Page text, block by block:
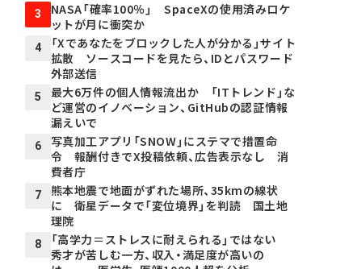
3
NASA「確率100％」 SpaceXの使用済みロケ
ットが月に衝突か
4
「Xであなたをブロックした人が分かる」サイト
拡散 ソースコードを見たら、IDとパスワード
外部送信
5
最大6万件の個人情報流出か 「ITトレンド」な
ど運営のイノベーション、GitHubの認証情報
漏えいで
6
写真加工アプリ「SNOW」にステマで措置命
令 報酬付きでX投稿依頼、広告表示なし 消
費者庁
7
熊本地震で地面がずれた場所、35kmの線状
に 衛星データで「変位境界」を判読 国土地
理院
8
「高学力＝ストレスに耐えられる」ではない
秀才が苦しむ一方、収入・満足度が高いの